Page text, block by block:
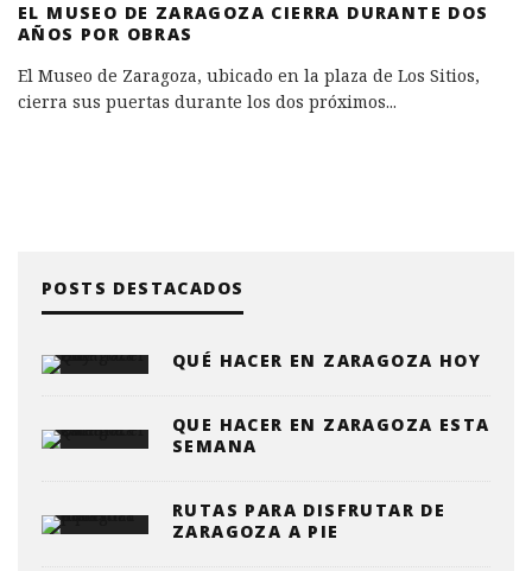
EL MUSEO DE ZARAGOZA CIERRA DURANTE DOS
AÑOS POR OBRAS
El Museo de Zaragoza, ubicado en la plaza de Los Sitios,
cierra sus puertas durante los dos próximos...
POSTS DESTACADOS
QUÉ HACER EN ZARAGOZA HOY
QUE HACER EN ZARAGOZA ESTA
SEMANA
RUTAS PARA DISFRUTAR DE
ZARAGOZA A PIE